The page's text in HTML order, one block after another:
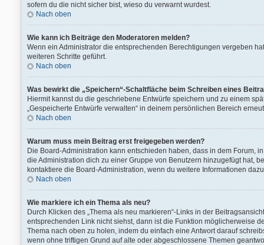
sofern du die nicht sicher bist, wieso du verwarnt wurdest.
Nach oben
Wie kann ich Beiträge den Moderatoren melden?
Wenn ein Administrator die entsprechenden Berechtigungen vergeben
weiteren Schritte geführt.
Nach oben
Was bewirkt die „Speichern“-Schaltfläche beim Schreiben eines
Hiermit kannst du die geschriebene Entwürfe speichern und zu einem
„Gespeicherte Entwürfe verwalten“ in deinem persönlichen Bereich
Nach oben
Warum muss mein Beitrag erst freigegeben werden?
Die Board-Administration kann entschieden haben, dass in dem Forum,
die Administration dich zu einer Gruppe von Benutzern hinzugefügt hat,
kontaktiere die Board-Administration, wenn du weitere Informationen
Nach oben
Wie markiere ich ein Thema als neu?
Durch Klicken des „Thema als neu markieren“-Links in der
entsprechenden Link nicht siehst, dann ist die Funktion möglicherweise
Thema nach oben zu holen, indem du einfach eine Antwort darauf
wenn ohne triftigen Grund auf alte oder abgeschlossene Themen